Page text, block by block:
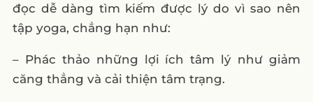
đọc dễ dàng tìm kiếm được lý do vì sao nên
tập yoga, chẳng hạn như:
– Phác thảo những lợi ích tâm lý như giảm
căng thẳng và cải thiện tâm trạng.